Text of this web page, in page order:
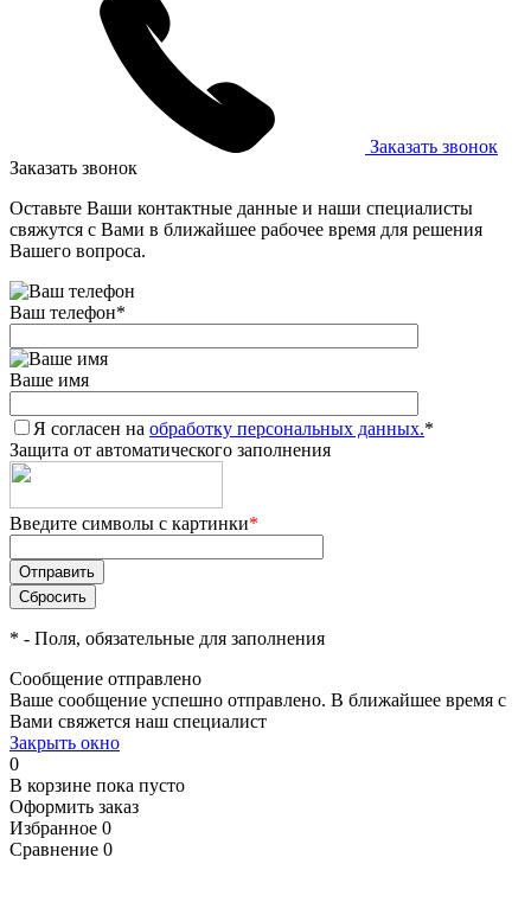
Заказать звонок
Заказать звонок
Оставьте Ваши контактные данные и наши специалисты
свяжутся с Вами в ближайшее рабочее время для решения
Вашего вопроса.
Ваш телефон*
Ваше имя
Я согласен на обработку персональных данных.*
Защита от автоматического заполнения
Введите символы с картинки*
* - Поля, обязательные для заполнения
Сообщение отправлено
Ваше сообщение успешно отправлено. В ближайшее время с
Вами свяжется наш специалист
Закрыть окно
0
В корзине пока пусто
Оформить заказ
Избранное 0
Сравнение 0